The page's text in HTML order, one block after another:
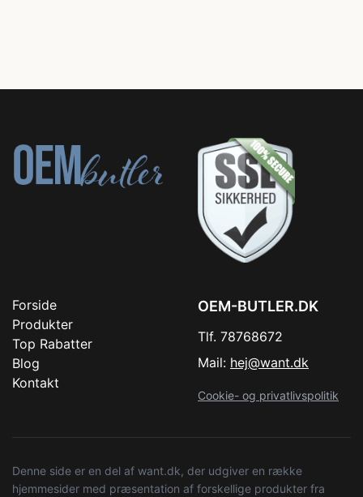
Forside
Produkter
Top Rabatter
Blog
Kontakt
OEM-BUTLER.DK
Tlf. 78768672
Mail: hej@want.dk
Cookie- og privatlivspolitik
Denne side er en del af want.dk, der udgiver en række
hjemmesider med præsentation af forskellige produkter fra